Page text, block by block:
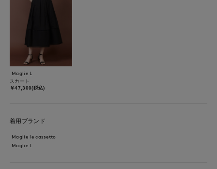
Maglie L
スカート
￥47,300(税込)
着用ブランド
Maglie le cassetto
Maglie L